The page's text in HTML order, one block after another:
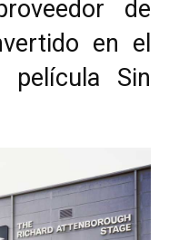
de
en el
Sin